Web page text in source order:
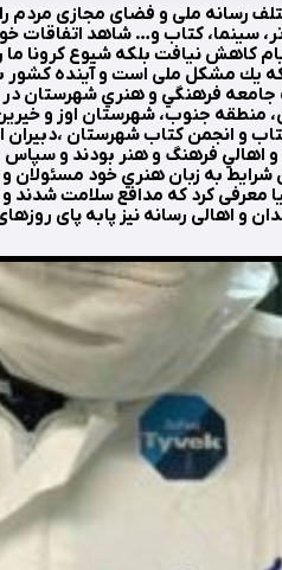
رسانه ملی و فضای مجازی مردم
سینما، کتاب و… شاهد اتفاقات
کاهش نیافت بلکه شیوع کرونا
يك مشکل ملی است و آینده
فرهنگي و هنري شهرستان در
جنوب، شهرستان اوز و خيرين
و انجمن کتاب شهرستان
اهالي فرهنگ و هنر بودند و سپاس
به زبان هنري خود مسئولان و
معرفی کرد که مدافع سلامت شدند
و اهالی رسانه نیز پابه پای